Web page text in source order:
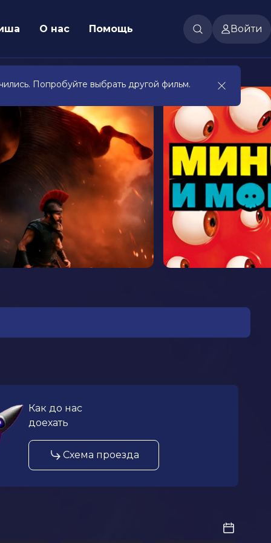
О нас Помощь Войти
Как до нас
доехать
Схема проезда
Попробуйте выбрать другой фильм.